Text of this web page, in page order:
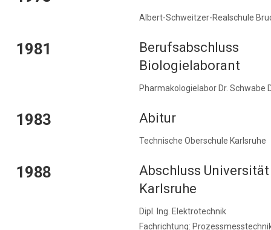
Albert-Schweitzer-Realschule
1981
Berufsabschluss
Biologielaborant
Pharmakologielabor Dr. Schwabe
1983 Abitur
Technische Oberschule Karlsruhe
1988
Abschluss Universität
Karlsruhe
Dipl. Ing. Elektrotechnik
Fachrichtung: